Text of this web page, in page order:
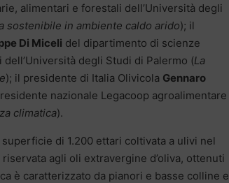
alimentari e forestali dell’Università degli
sostenibile in ambiente caldo arido); il
Di Miceli del dipartimento di scienze
degli Studi di Palermo (La
); il presidente di Italia Olivicola Gennaro
nazionale Legacoop agroalimentare
climatica).
superficie di 1.200 ettari coltivata a ulivi nel
agli oli extravergine d’oliva, ottenuti
è caratterizzato da pianori e basse colline e